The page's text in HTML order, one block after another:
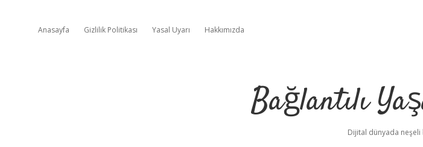
Anasayfa Gizlilik Politikası Yasal Uyarı Hakkımızda
Bağlantılı
Dijital dünyada neşeli